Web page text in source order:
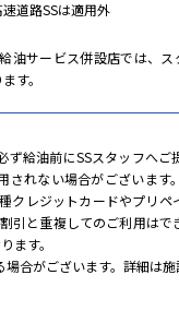
道路SSは適用外
油サービス併設店では、ス
す。
ず給油前にSSスタッフへ
されない場合がございます
クレジットカードやプリ
引と重複してのご利用はで
ます。
合がございます。詳細は施